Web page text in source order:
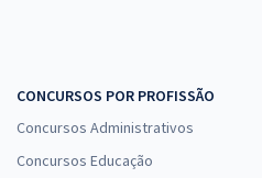
CONCURSOS POR PROFISSÃO
Concursos Administrativos
Concursos Educação